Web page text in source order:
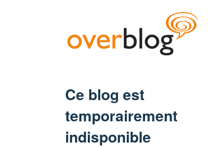
Ce blog est
temporairement
indisponible